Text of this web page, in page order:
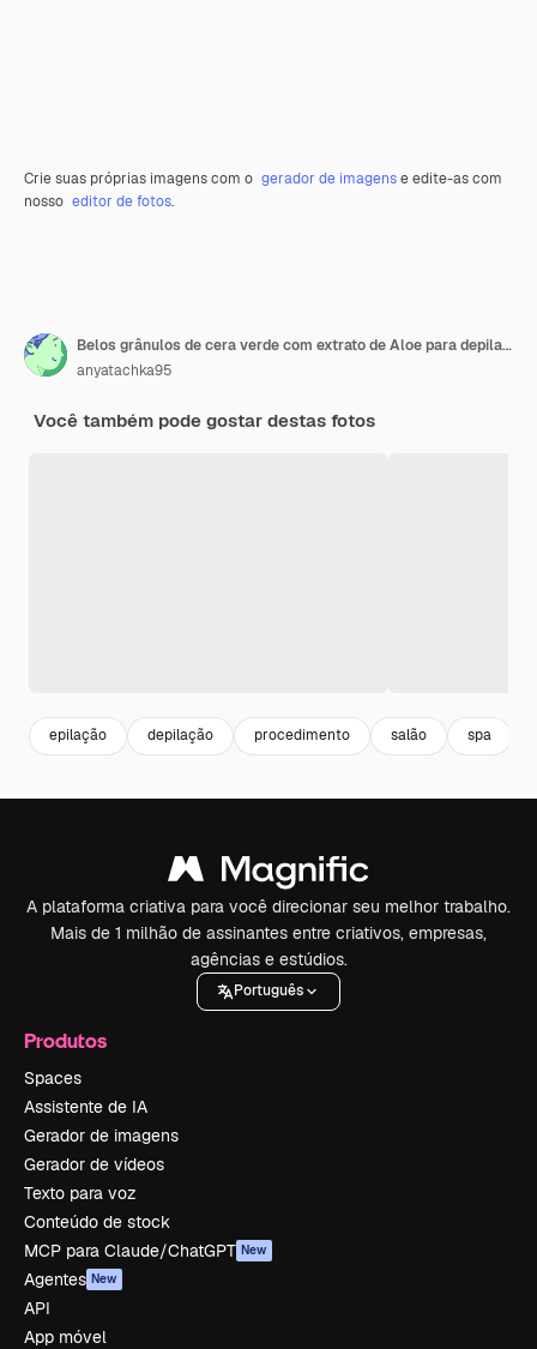
Crie suas próprias imagens com o gerador de imagense edite-as com
nosso editor de fotos.
Belos grânulos de cera verde com extrato de Aloe para depilação são derramados em um fundo roxo claro de um frasco transparente Depilação depilação remoção de pêlos indesejados local para texto
anyatachka95
Você também pode gostar destas fotos
epilação depilação procedimento salão spa
A plataforma criativa para você direcionar seu melhor trabalho.
Mais de 1 milhão de assinantes entre criativos, empresas,
agências e estúdios.
Português
Produtos
Spaces
Assistente de IA
Gerador de imagens
Gerador de vídeos
Texto para voz
Conteúdo de stock
MCP para Claude/ChatGPT New
Agentes New
API
App móvel